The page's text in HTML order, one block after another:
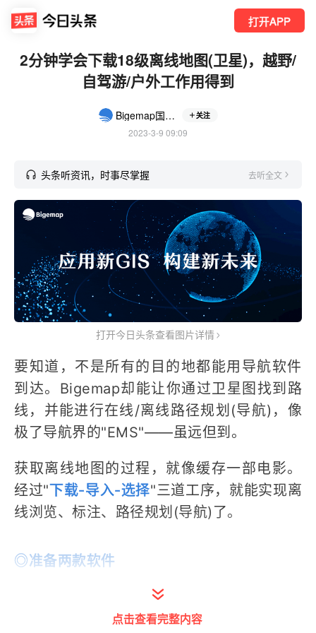
打开APP
2分钟学会下载18级离线地图(卫星)，越野/
自驾游/户外工作用得到
Bigemap国产基础软件 关注
2023-3-9 09:09
头条听资讯，时事尽掌握 去听全文
打开今日头条查看图片详情
要知道，不是所有的目的地都能用导航软件
到达。Bigemap却能让你通过卫星图找到路
线，并能进行在线/离线路径规划(导航)，像
极了导航界的"EMS"——虽远但到。
获取离线地图的过程，就像缓存一部电影。
经过"下载-导入-选择"三道工序，就能实现离
线浏览、标注、路径规划(导航)了。
◎准备两款软件
Bigemap GIS Office全能版 ★★★★★
点击查看完整内容